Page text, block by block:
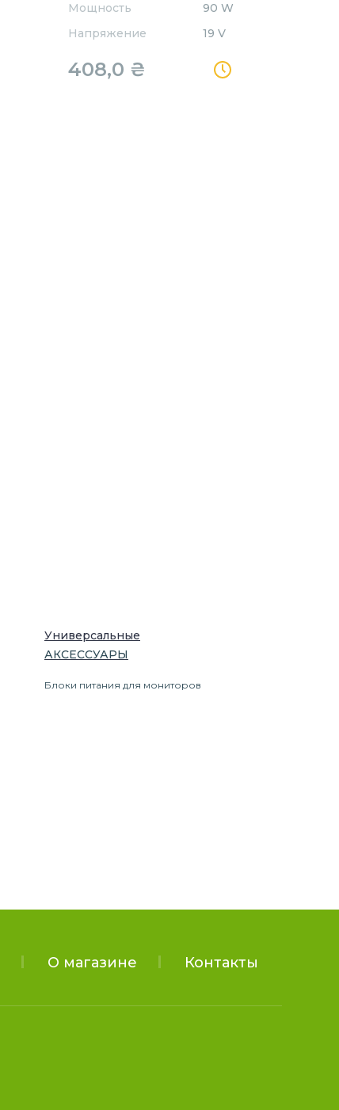
Мощность
90 W
Напряжение
19 V
408,0 ₴
Универсальные
АКСЕССУАРЫ
Блоки питания для мониторов
О магазине Контакты